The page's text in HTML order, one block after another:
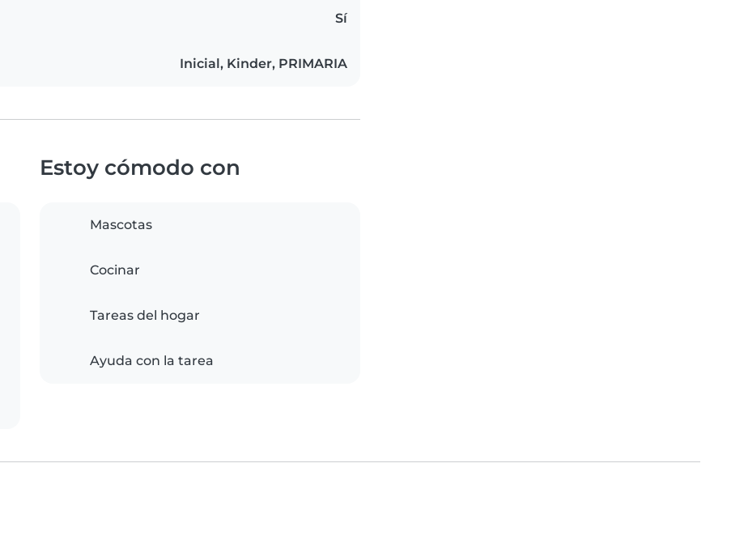
Sí
Inicial, Kinder, PRIMARIA
Estoy cómodo con
Mascotas
Cocinar
Tareas del hogar
Ayuda con la tarea